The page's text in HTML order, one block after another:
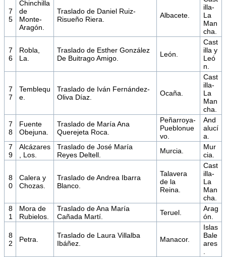
7
5
Chinchilla
de
Monte-
Aragón.
Traslado de Daniel Ruiz-
Risueño Riera.
Albacete.
illa-
La
Man
cha.
7
6
Robla,
La.
Traslado de Esther González
De Buitrago Amigo.
León.
Cast
illa y
Leó
n.
7
7
Temblequ
e.
Traslado de Iván Fernández-
Oliva Díaz.
Ocaña.
Cast
illa-
La
Man
cha.
7
8
Fuente
Obejuna.
Traslado de María Ana
Querejeta Roca.
Peñarroya-
Pueblonue
vo.
And
alucí
a.
7
9
Alcázares
, Los.
Traslado de José María
Reyes Deltell.
Murcia.
Mur
cia.
8
0
Calera y
Chozas.
Traslado de Andrea Ibarra
Blanco.
Talavera
de la
Reina.
Cast
illa-
La
Man
cha.
8
1
Mora de
Rubielos.
Traslado de Ana María
Cañada Martí.
Teruel.
Arag
ón.
8
2
Petra.
Traslado de Laura Villalba
Ibáñez.
Manacor.
Islas
Bale
ares